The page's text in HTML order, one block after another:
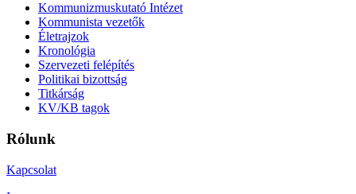
Kommunizmuskutató Intézet
Kommunista vezetők
Életrajzok
Kronológia
Szervezeti felépítés
Politikai bizottság
Titkárság
KV/KB tagok
Rólunk
Kapcsolat